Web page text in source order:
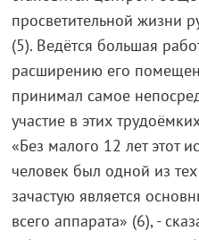
просветительной жизни
(5). Ведётся большая
расширению его
принимал самое
участие в этих
«Без малого 12 лет этот
человек был одной из
зачастую является
всего аппарата» (6), -